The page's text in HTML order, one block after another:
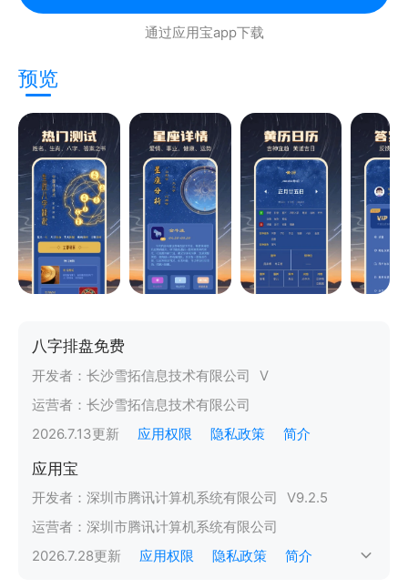
通过应用宝app下载
预览
八字排盘免费
开发者： 长沙雪拓信息技术有限公司
V
运营者： 长沙雪拓信息技术有限公司
2026.7.13更新 应用权限 隐私政策 简介
应用宝
开发者： 深圳市腾讯计算机系统有限公司 V9.2.5
运营者： 深圳市腾讯计算机系统有限公司
2026.7.28更新 应用权限 隐私政策 简介